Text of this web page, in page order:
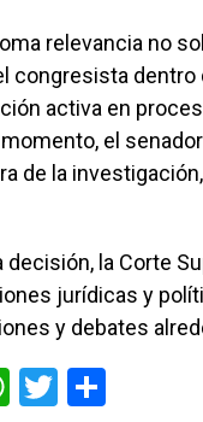
relevancia no
congresista
activa en
el
de la
decisión, la Corte
jurídicas y
y debates
W T